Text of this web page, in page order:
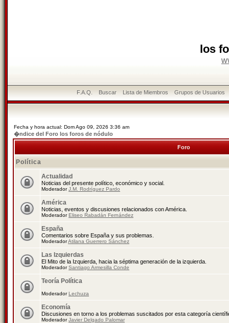
los
F.A.Q. Buscar Lista de Miembros Grupos de Usuarios
Fecha y hora actual: Dom Ago 09, 2026 3:36 am
�ndice del Foro los foros de nódulo
Foro
Política
Actualidad
Noticias del presente político, económico y social.
ModeradorJ.M. Rodríguez Pardo
América
Noticias, eventos y discusiones relacionados con América.
ModeradorEliseo Rabadán Fernández
España
Comentarios sobre España y sus problemas.
ModeradorAtilana Guerrero Sánchez
Las Izquierdas
El Mito de la Izquierda, hacia la séptima generación de la izquierda.
ModeradorSantiago Armesilla Conde
Teoría Política
ModeradorLechuza
Economía
Discusiones en torno a los problemas suscitados por esta categoría
ModeradorJavier Delgado Palomar